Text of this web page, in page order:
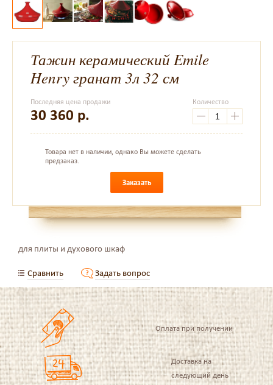
Тажин керамический Emile
Henry гранат 3л 32 см
Последняя цена продажи
30 360 р.
Количество
Товара нет в наличии, однако Вы можете сделать
предзаказ.
Заказать
для плиты и духового шкаф
Сравнить Задать вопрос
Оплата при получении
Доставка на
следующий день